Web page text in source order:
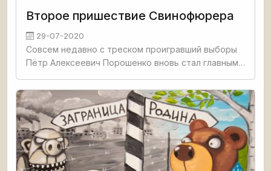
Второе пришествие Свинофюрера
29-07-2020
Совсем недавно с треском проигравший выборы
Пётр Алексеевич Порошенко вновь стал главным
меньше интересуется, когда же, наконец,
посадят Порошенко, и всё